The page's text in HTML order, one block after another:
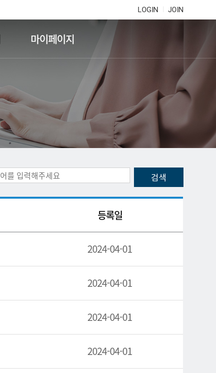
LOGIN JOIN
마이페이지
등록일
2024-04-01
2024-04-01
2024-04-01
2024-04-01